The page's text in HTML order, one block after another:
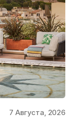
7 Августа, 2026